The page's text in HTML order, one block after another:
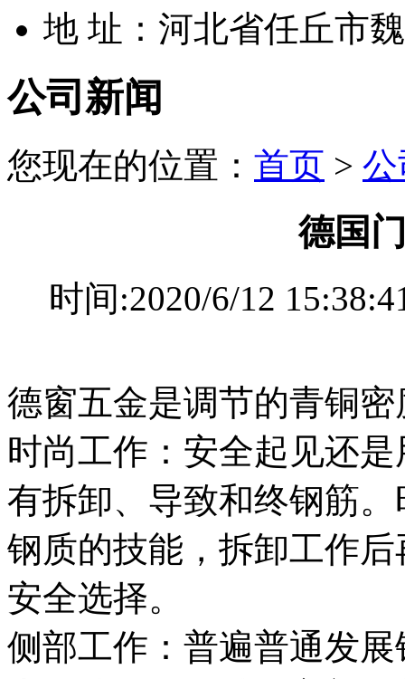
地 址：河北省任丘市
公司新闻
您现在的位置： 首页 >
德国
时间:2020/6/12
德窗五金是调节的青铜
时尚工作：安全起见还
有拆卸、导致和终钢筋
钢质的技能，拆卸工作
安全选择。
侧部工作：普遍普通发